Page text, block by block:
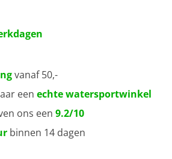
vanaf 50,-
een echte watersportwinkel
ons een 9.2/10
binnen 14 dagen